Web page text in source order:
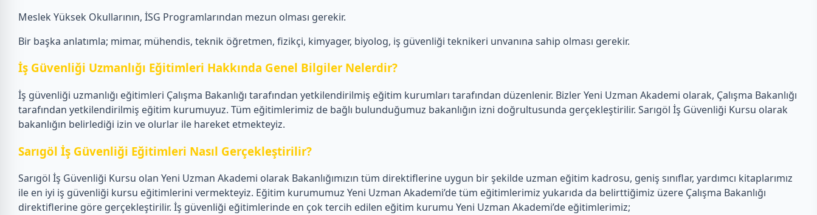
Meslek Yüksek Okullarının, İSG Programlarından mezun olması gerekir.
Bir başka anlatımla; mimar, mühendis, teknik öğretmen, fizikçi, kimyager, biyolog, iş güvenliği teknikeri unvanına sahip olması gerekir.
İş Güvenliği Uzmanlığı Eğitimleri Hakkında Genel Bilgiler Nelerdir?
İş güvenliği uzmanlığı eğitimleri Çalışma Bakanlığı tarafından yetkilendirilmiş eğitim kurumları tarafından düzenlenir. Bizler Yeni Uzman Akademi olarak, Çalışma Bakanlığı
tarafından yetkilendirilmiş eğitim kurumuyuz. Tüm eğitimlerimiz de bağlı bulunduğumuz bakanlığın izni doğrultusunda gerçekleştirilir. Sarıgöl İş Güvenliği Kursu olarak
bakanlığın belirlediği izin ve olurlar ile hareket etmekteyiz.
Sarıgöl İş Güvenliği Eğitimleri Nasıl Gerçekleştirilir?
Sarıgöl İş Güvenliği Kursu olan Yeni Uzman Akademi olarak Bakanlığımızın tüm direktiflerine uygun bir şekilde uzman eğitim kadrosu, geniş sınıflar, yardımcı kitaplarımız
ile en iyi iş güvenliği kursu eğitimlerini vermekteyiz. Eğitim kurumumuz Yeni Uzman Akademi’de tüm eğitimlerimiz yukarıda da belirttiğimiz üzere Çalışma Bakanlığı
direktiflerine göre gerçekleştirilir. İş güvenliği eğitimlerinde en çok tercih edilen eğitim kurumu Yeni Uzman Akademi’de eğitimlerimiz;